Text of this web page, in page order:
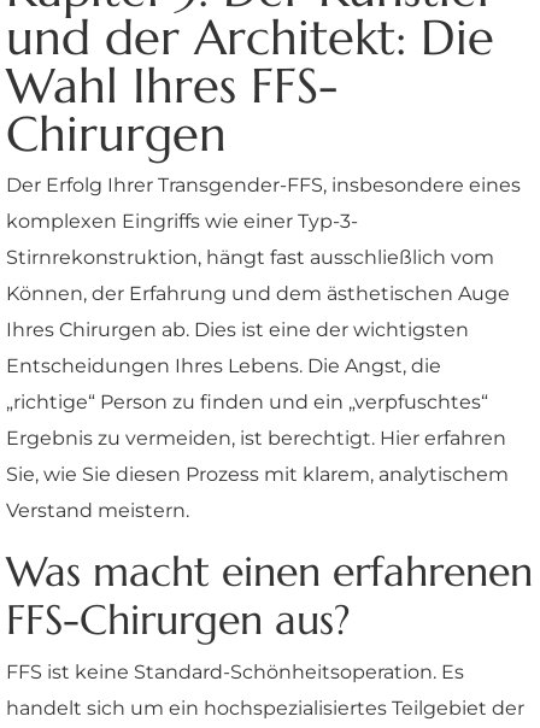
und der Architekt: Die
Wahl Ihres FFS-
Chirurgen
Der Erfolg Ihrer Transgender-FFS, insbesondere eines
komplexen Eingriffs wie einer Typ-3-
Stirnrekonstruktion, hängt fast ausschließlich vom
Können, der Erfahrung und dem ästhetischen Auge
Ihres Chirurgen ab. Dies ist eine der wichtigsten
Entscheidungen Ihres Lebens. Die Angst, die
„richtige“ Person zu finden und ein „verpfuschtes“
Ergebnis zu vermeiden, ist berechtigt. Hier erfahren
Sie, wie Sie diesen Prozess mit klarem, analytischem
Verstand meistern.
Was macht einen erfahrenen
FFS-Chirurgen aus?
FFS ist keine Standard-Schönheitsoperation. Es
handelt sich um ein hochspezialisiertes Teilgebiet der